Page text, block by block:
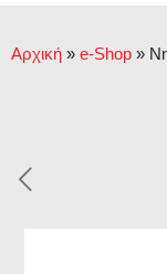
Αρχική » e-Shop »